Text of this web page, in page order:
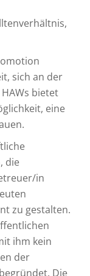
sich an der
bietet
eine
die
in
zu gestalten.
ihm kein
der
Die